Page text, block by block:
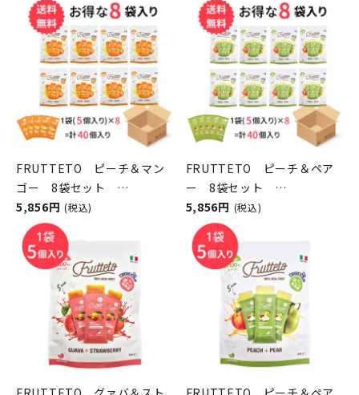
FRUTTETO ピーチ＆マン
ゴー 8袋セット
FRUTTETO（フルッテー
ト）
5,856円 (税込)
FRUTTETO ピーチ＆ペア
ー 8袋セット
FRUTTETO（フルッテー
ト）
5,856円 (税込)